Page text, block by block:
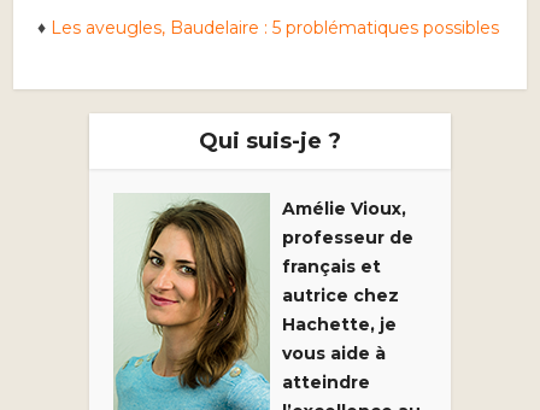
♦ Les aveugles, Baudelaire : 5 problématiques possibles
Qui suis-je ?
Amélie Vioux,
professeur de
français et
autrice chez
Hachette, je
vous aide à
atteindre